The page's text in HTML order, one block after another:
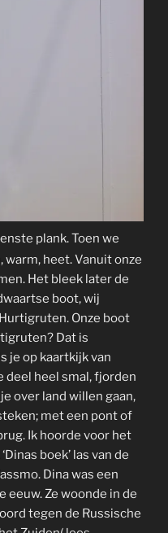
plank. Toen we
warm, heet. Vanuit onze
Het bleek later de
boot, wij
Onze boot
Dat is
je op kaartkijk van
deel heel smal, fjorden
over land willen gaan,
met een pont of
Ik hoorde voor het
boek’ las van de
Dina was een
eeuw. Ze woonde in de
tegen de Russische